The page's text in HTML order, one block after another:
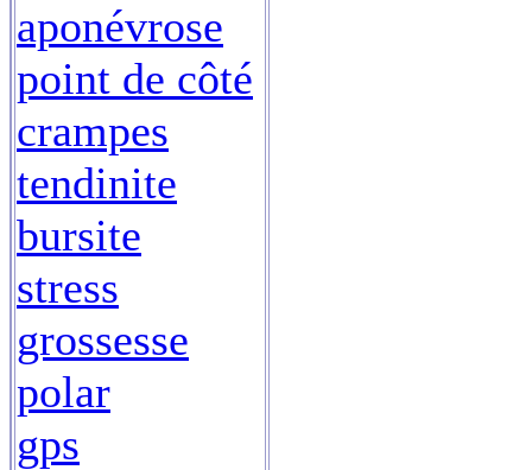
aponévrose
point de côté
crampes
tendinite
bursite
stress
grossesse
polar
gps